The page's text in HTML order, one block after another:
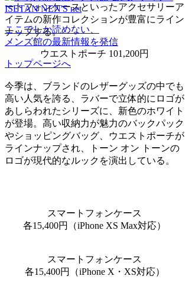
ートフォンケースといったアクセサリーア
イテムの新作コレクションが豊富にライン
ナップする。
ウエストポーチ 101,200円
今季は、ブランドのレザーグッズの中でも
高い人気を誇る、ラバーで立体的にロゴが
あしらわれたシリーズに、新色のホワイト
が登場。高い収納力が魅力のバックパック
やショッピングバッグ、ウエストポーチが
ラインナップされ、トーン オン トーンの
ロゴが現代的なルックを演出している。
スマートフォンケース
各15,400円（iPhone XS Max対応）
スマートフォンケース
各15,400円（iPhone X・XS対応）
ここでしか読めない、
メンズ館の最新情報を発信
トップページへ